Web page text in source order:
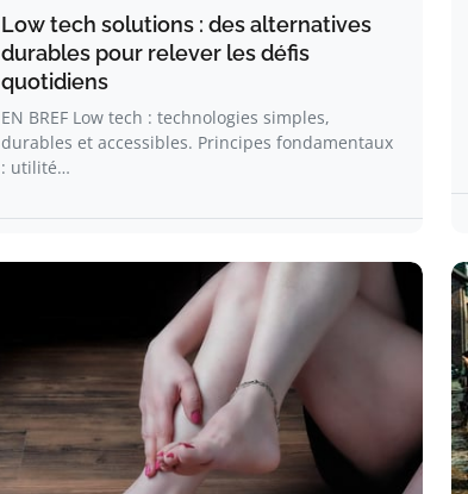
Low tech solutions : des alternatives
durables pour relever les défis
quotidiens
EN BREF Low tech : technologies simples,
durables et accessibles. Principes fondamentaux
: utilité…